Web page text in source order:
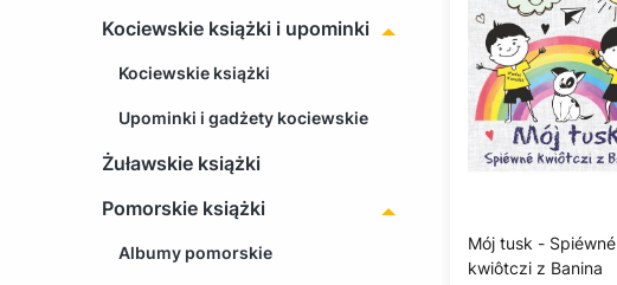
Kociewskie książki i upominki
Kociewskie książki
Upominki i gadżety kociewskie
Żuławskie książki
Pomorskie książki
Albumy pomorskie
Mój tusk - Spiéwné
kwiôtczi z Banina